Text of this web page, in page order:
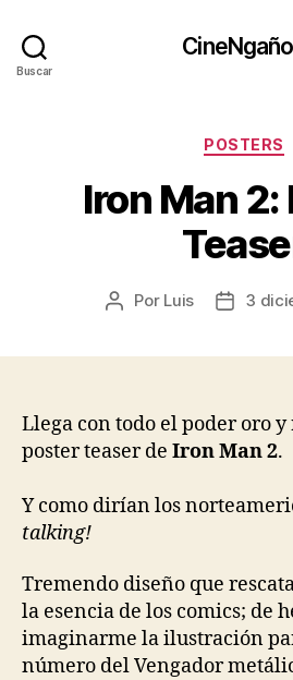
Buscar
POSTERS
Iron Man
Autor
Por Luis
Fecha
3
Llega con todo el poder oro
poster teaser de Iron Man 2.
Y como dirían los
talking!
Tremendo diseño que
la esencia de los comics; de
imaginarme la ilustración
número del Vengador